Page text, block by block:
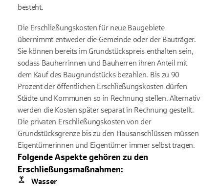
besteht.
Die Erschließungskosten für neue Baugebiete
übernimmt entweder die Gemeinde oder der Bauträger.
Sie können bereits im Grundstückspreis enthalten sein,
sodass Bauherrinnen und Bauherren ihren Anteil mit
dem Kauf des Baugrundstücks bezahlen. Bis zu 90
Prozent der öffentlichen Erschließungskosten dürfen
Städte und Kommunen so in Rechnung stellen. Alternativ
werden die Kosten später separat in Rechnung gestellt.
Die privaten Erschließungskosten von der
Grundstücksgrenze bis zu den Hausanschlüssen müssen
Eigentümerinnen und Eigentümer immer selbst tragen.
Folgende Aspekte gehören zu den
Erschließungsmaßnahmen:
Wasser